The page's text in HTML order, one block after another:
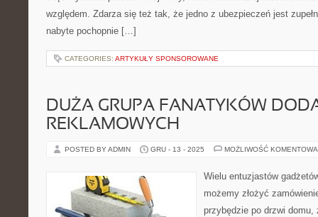
względem. Zdarza się też tak, że jedno z ubezpieczeń jest
nabyte pochopnie […]
CATEGORIES: ARTYKUŁY SPONSOROWANE
DUŻA GRUPA FANATYKÓW
REKLAMOWYCH
POSTED BY ADMIN GRU - 13 - 2025 MOŻLIWOŚĆ
Wielu entuzjastów
możemy złożyć
przybędzie po drzwi domu,